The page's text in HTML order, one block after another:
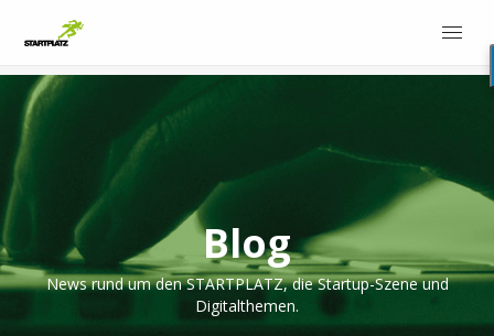
Blog
News rund um den STARTPLATZ, die Startup-Szene und
Digitalthemen.